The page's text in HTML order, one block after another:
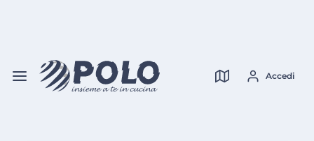
Accedi